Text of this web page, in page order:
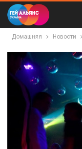
Домашняя Новости